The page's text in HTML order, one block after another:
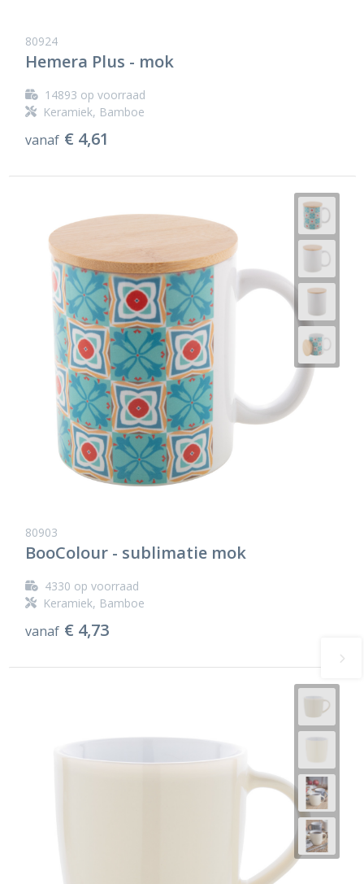
80924
Hemera Plus - mok
14893 op voorraad
Keramiek, Bamboe
vanaf € 4,61
80903
BooColour - sublimatie mok
4330 op voorraad
Keramiek, Bamboe
vanaf € 4,73